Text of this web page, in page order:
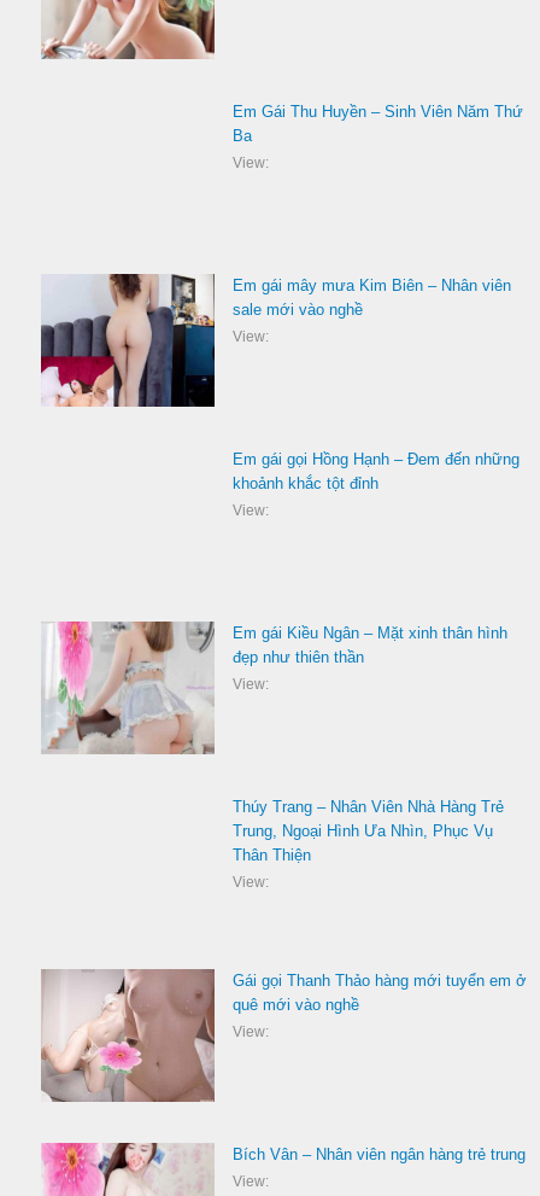
Em Gái Thu Huyền – Sinh Viên Năm Thứ
Ba
View:
Em gái mây mưa Kim Biên – Nhân viên
sale mới vào nghề
View:
Em gái gọi Hồng Hạnh – Đem đến những
khoảnh khắc tột đỉnh
View:
Em gái Kiều Ngân – Mặt xinh thân hình
đẹp như thiên thần
View:
Thúy Trang – Nhân Viên Nhà Hàng Trẻ
Trung, Ngoại Hình Ưa Nhìn, Phục Vụ
Thân Thiện
View:
Gái gọi Thanh Thảo hàng mới tuyển em ở
quê mới vào nghề
View:
Bích Vân – Nhân viên ngân hàng trẻ trung
View: